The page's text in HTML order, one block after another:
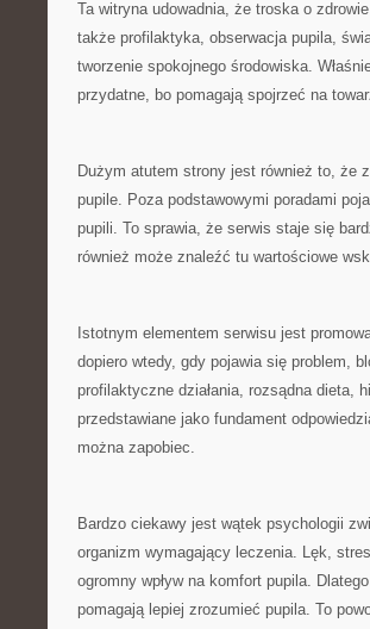
Ta witryna udowadnia, że troska o
także profilaktyka, obserwacja pupila,
tworzenie spokojnego środowiska.
przydatne, bo pomagają spojrzeć na
Dużym atutem strony jest również to, że
pupile. Poza podstawowymi poradami
pupili. To sprawia, że serwis staje się
również może znaleźć tu wartościowe
Istotnym elementem serwisu jest
dopiero wtedy, gdy pojawia się problem,
profilaktyczne działania, rozsądna dieta,
przedstawiane jako fundament
można zapobiec.
Bardzo ciekawy jest wątek psychologii
organizm wymagający leczenia. Lęk,
ogromny wpływ na komfort pupila.
pomagają lepiej zrozumieć pupila. To